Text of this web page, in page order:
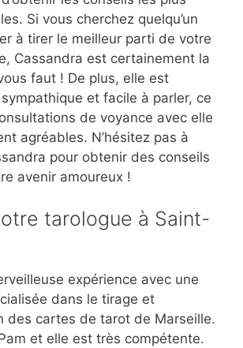
Si vous cherchez quelqu’un
à tirer le meilleur parti de votre
Cassandra est certainement la
faut ! De plus, elle est
et facile à parler, ce
de voyance avec elle
agréables. N’hésitez pas à
pour obtenir des conseils
avenir amoureux !
tarologue à Saint-
expérience avec une
dans le tirage et
des cartes de tarot de Marseille.
et elle est très compétente.